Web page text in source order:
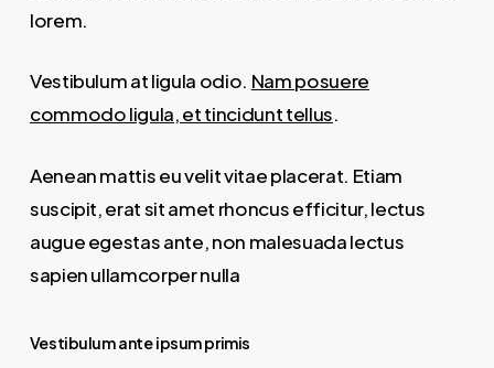
lorem.
Vestibulum at ligula odio. Nam posuere
commodo ligula, et tincidunt tellus.
Aenean mattis eu velit vitae placerat. Etiam
suscipit, erat sit amet rhoncus efficitur, lectus
augue egestas ante, non malesuada lectus
sapien ullamcorper nulla
Vestibulum ante ipsum primis